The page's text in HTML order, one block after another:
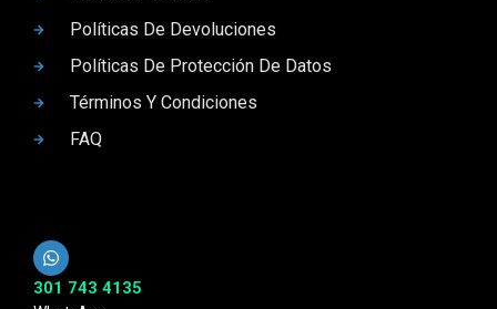
Políticas De Devoluciones
Políticas De Protección De Datos
Términos Y Condiciones
FAQ
301 743 4135